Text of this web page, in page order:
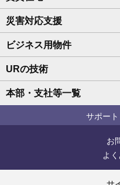
災害対応支援
ビジネス用物件
URの技術
本部・支社等一覧
サポー
お
よ